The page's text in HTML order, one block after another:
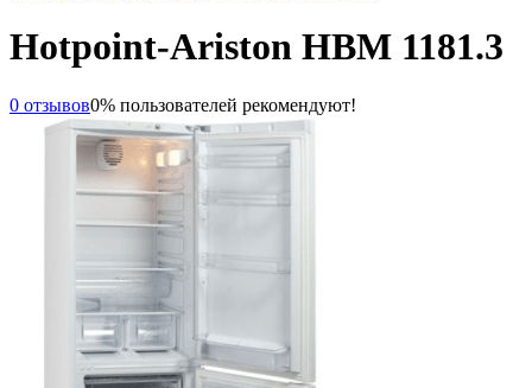
Hotpoint-Ariston HBM 1181.3
0 отзывов0% пользователей рекомендуют!